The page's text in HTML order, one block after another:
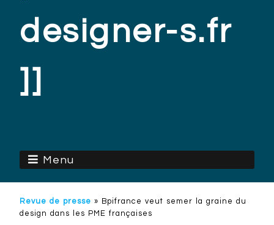
designer-s.fr
]]
Menu
Revue de presse »
Bpifrance veut semer la graine du
design dans les PME françaises